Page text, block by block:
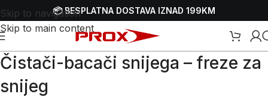
Skip to navigation
Skip to main content
📦 BESPLATNA DOSTAVA IZNAD 199KM
Čistači-bacači snijega – freze za
snijeg